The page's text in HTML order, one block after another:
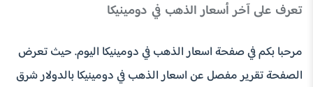
تعرف على آخر أسعار الذهب في دومينيكا
مرحبا بكم في صفحة اسعار الذهب في دومينيكا اليوم. حيث تعرض
الصفحة تقرير مفصل عن اسعار الذهب في دومينيكا بالدولار شرق